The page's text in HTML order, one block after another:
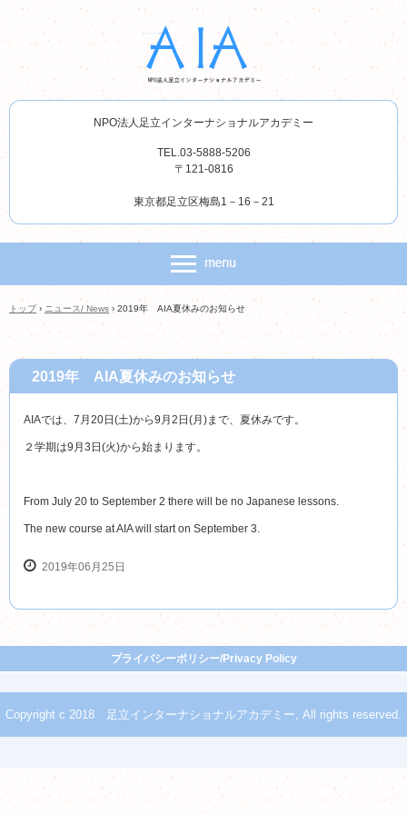
NPO法人足立インターナショナルアカデミー
TEL.03-5888-5206
〒121-0816
東京都足立区梅島1－16－21
トップ › ニュース/ News › 2019年 AIA夏休みのお知らせ
2019年 AIA夏休みのお知らせ
AIAでは、7月20日(土)から9月2日(月)まで、夏休みです。
２学期は9月3日(火)から始まります。
From July 20 to September 2 there will be no Japanese lessons.
The new course at AIA will start on September 3.
2019年06月25日
プライバシーポリシー/Privacy Policy
Copyright c 2018 足立インターナショナルアカデミー, All rights reserved.